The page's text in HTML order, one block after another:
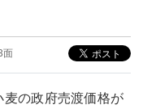
面
の政府売渡価格が